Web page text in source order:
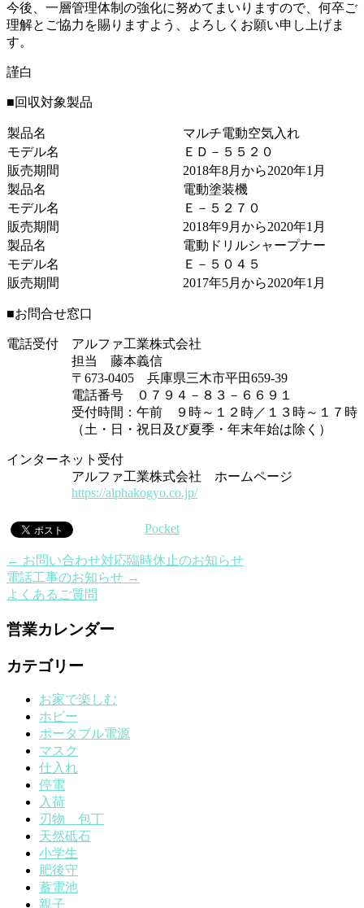
今後、一層管理体制の強化に努めてまいりますので、何卒ご
理解とご協力を賜りますよう、よろしくお願い申し上げま
す。
謹白
■回収対象製品
製品名
マルチ電動空気入れ
モデル名
ＥＤ－５５２０
販売期間
2018年8月から2020年1月
製品名
電動塗装機
モデル名
Ｅ－５２７０
販売期間
2018年9月から2020年1月
製品名
電動ドリルシャープナー
モデル名
Ｅ－５０４５
販売期間
2017年5月から2020年1月
■お問合せ窓口
電話受付 アルファ工業株式会社
担当 藤本義信
〒673-0405 兵庫県三木市平田659-39
電話番号 ０７９４－８３－６６９１
受付時間：午前 ９時～１２時／１３時～１７時
（土・日・祝日及び夏季・年末年始は除く）
インターネット受付
アルファ工業株式会社 ホームページ
https://alphakogyo.co.jp/
Pocket
← お問い合わせ対応臨時休止のお知らせ
電話工事のお知らせ →
よくあるご質問
営業カレンダー
カテゴリー
お家で楽しむ
ホビー
ポータブル電源
マスク
仕入れ
停電
入荷
刃物 包丁
天然砥石
小学生
肥後守
蓄電池
親子